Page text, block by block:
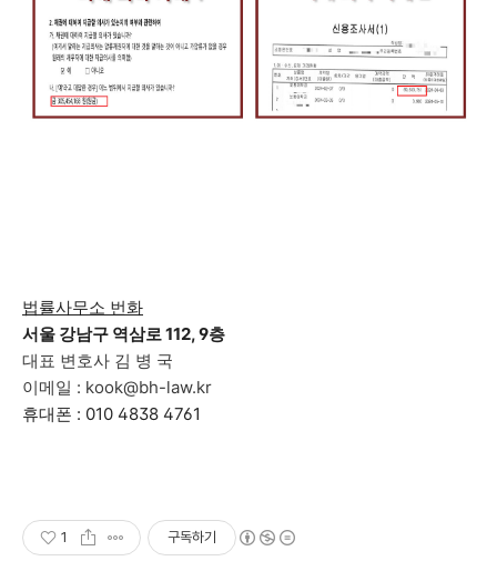
법률사무소 번화
서울 강남구 역삼로 112, 9층
대표 변호사 김 병 국
이메일 : kook@bh-law.kr
휴대폰 : 010 4838 4761
1 구독하기